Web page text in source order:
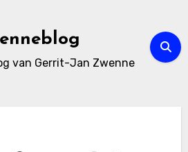
van Gerrit-Jan Zwenne